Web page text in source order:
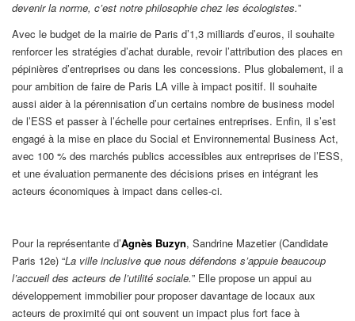
devenir la norme, c’est notre philosophie chez les écologistes.”
Avec le budget de la mairie de Paris d’1,3 milliards d’euros, il souhaite
renforcer les stratégies d’achat durable, revoir l’attribution des places en
pépinières d’entreprises ou dans les concessions. Plus globalement, il a
pour ambition de faire de Paris LA ville à impact positif. Il souhaite
aussi aider à la pérennisation d’un certains nombre de business model
de l’ESS et passer à l’échelle pour certaines entreprises. Enfin, il s’est
engagé à la mise en place du Social et Environnemental Business Act,
avec 100 % des marchés publics accessibles aux entreprises de l’ESS,
et une évaluation permanente des décisions prises en intégrant les
acteurs économiques à impact dans celles-ci.
Pour la représentante d’Agnès Buzyn, Sandrine Mazetier (Candidate
Paris 12e) “La ville inclusive que nous défendons s’appuie beaucoup
l’accueil des acteurs de l’utilité sociale.” Elle propose un appui au
développement immobilier pour proposer davantage de locaux aux
acteurs de proximité qui ont souvent un impact plus fort face à